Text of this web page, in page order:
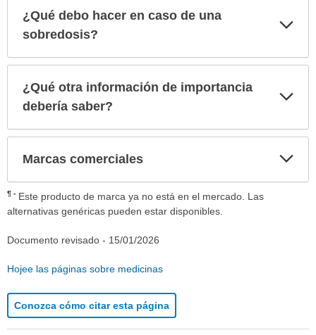
¿Qué debo hacer en caso de una
sobredosis?
¿Qué otra información de importancia
debería saber?
Marcas comerciales
¶
Este producto de marca ya no está en el mercado. Las
alternativas genéricas pueden estar disponibles.
Documento revisado - 15/01/2026
Hojee las páginas sobre medicinas
Conozca cómo citar esta página